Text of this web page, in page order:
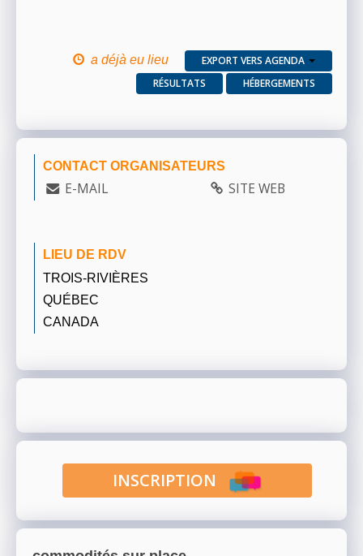
a déjà eu lieu
EXPORT VERS AGENDA
RÉSULTATS
HÉBERGEMENTS
CONTACT ORGANISATEURS
E-MAIL SITE WEB
LIEU DE RDV
TROIS-RIVIÈRES
QUÉBEC
CANADA
INSCRIPTION